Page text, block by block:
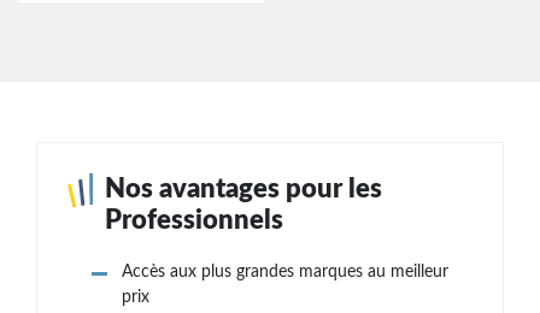
Nos avantages pour les
Professionnels
Accès aux plus grandes marques au meilleur
prix